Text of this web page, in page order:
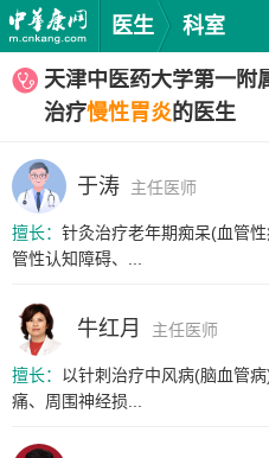
医生 科室
天津中医药大学第一附
治疗慢性胃炎的医生
于涛 主任医师
擅长： 针灸治疗老年期痴呆(血管
管性认知障碍、...
牛红月 主任医师
擅长： 以针刺治疗中风病(脑血管
痛、周围神经损...